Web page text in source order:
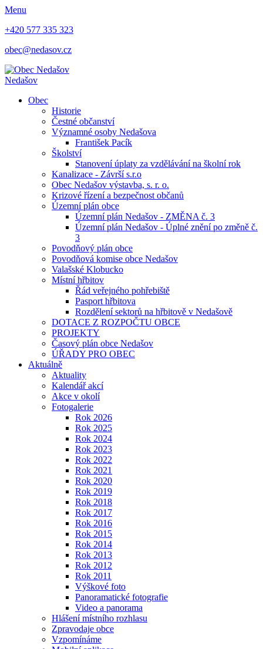
Menu
+420 577 335 323
obec@nedasov.cz
Nedašov
Obec
Historie
Čestné občanství
Významné osoby Nedašova
František Pacík
Školství
Stanovení úplaty za vzdělávání na školní rok
Kanalizace - Závrší s.r.o
Obec Nedašov výstavba, s. r. o.
Krizové řízení a bezpečnost občanů
Územní plán obce
Územní plán Nedašov - ZMĚNA č. 3
Územní plán Nedašov - Úplné znění po změně č.
3
Povodňový plán obce
Povodňová komise obce Nedašov
Valašské Klobucko
Místní hřbitov
Řád veřejného pohřebiště
Pasport hřbitova
Rozdělení sektorů na hřbitově v Nedašově
DOTACE Z ROZPOČTU OBCE
PROJEKTY
Časový plán obce Nedašov
ÚŘADY PRO OBEC
Aktuálně
Aktuality
Kalendář akcí
Akce v okolí
Fotogalerie
Rok 2026
Rok 2025
Rok 2024
Rok 2023
Rok 2022
Rok 2021
Rok 2020
Rok 2019
Rok 2018
Rok 2017
Rok 2016
Rok 2015
Rok 2014
Rok 2013
Rok 2012
Rok 2011
Výškové foto
Panoramatické fotografie
Video a panorama
Hlášení místního rozhlasu
Zpravodaje obce
Vzpomínáme